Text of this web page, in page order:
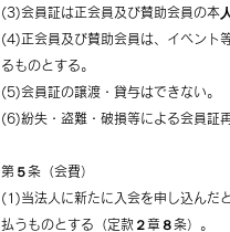
(3)会員証は正会員及び賛助会員の本
(4)正会員及び賛助会員は、イベント
るものとする。
(5)会員証の譲渡・貸与はできない。
(6)紛失・盗難・破損等による会員証
第５条（会費）
(1)当法人に新たに入会を申し込んだ
払うものとする（定款２章８条）。